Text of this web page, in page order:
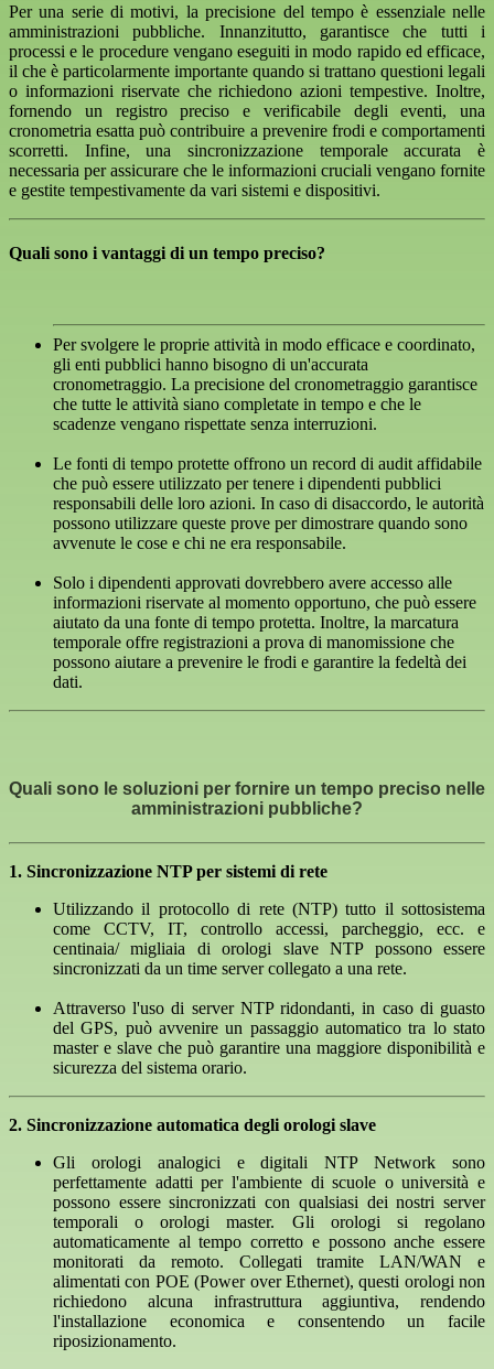
Per una serie di motivi, la precisione del tempo è essenziale nelle
amministrazioni pubbliche. Innanzitutto, garantisce che tutti i
processi e le procedure vengano eseguiti in modo rapido ed efficace,
il che è particolarmente importante quando si trattano questioni legali
o informazioni riservate che richiedono azioni tempestive. Inoltre,
fornendo un registro preciso e verificabile degli eventi, una
cronometria esatta può contribuire a prevenire frodi e comportamenti
scorretti. Infine, una sincronizzazione temporale accurata è
necessaria per assicurare che le informazioni cruciali vengano fornite
e gestite tempestivamente da vari sistemi e dispositivi.
Quali sono i vantaggi di un tempo preciso?
Per svolgere le proprie attività in modo efficace e coordinato,
gli enti pubblici hanno bisogno di un'accurata
cronometraggio. La precisione del cronometraggio garantisce
che tutte le attività siano completate in tempo e che le
scadenze vengano rispettate senza interruzioni.
Le fonti di tempo protette offrono un record di audit affidabile
che può essere utilizzato per tenere i dipendenti pubblici
responsabili delle loro azioni. In caso di disaccordo, le autorità
possono utilizzare queste prove per dimostrare quando sono
avvenute le cose e chi ne era responsabile.
Solo i dipendenti approvati dovrebbero avere accesso alle
informazioni riservate al momento opportuno, che può essere
aiutato da una fonte di tempo protetta. Inoltre, la marcatura
temporale offre registrazioni a prova di manomissione che
possono aiutare a prevenire le frodi e garantire la fedeltà dei
dati.
Quali sono le soluzioni per fornire un tempo preciso nelle
amministrazioni pubbliche?
1. Sincronizzazione NTP per sistemi di rete
Utilizzando il protocollo di rete (NTP) tutto il sottosistema
come CCTV, IT, controllo accessi, parcheggio, ecc. e
centinaia/ migliaia di orologi slave NTP possono essere
sincronizzati da un time server collegato a una rete.
Attraverso l'uso di server NTP ridondanti, in caso di guasto
del GPS, può avvenire un passaggio automatico tra lo stato
master e slave che può garantire una maggiore disponibilità e
sicurezza del sistema orario.
2. Sincronizzazione automatica degli orologi slave
Gli orologi analogici e digitali NTP Network sono
perfettamente adatti per l'ambiente di scuole o università e
possono essere sincronizzati con qualsiasi dei nostri server
temporali o orologi master. Gli orologi si regolano
automaticamente al tempo corretto e possono anche essere
monitorati da remoto. Collegati tramite LAN/WAN e
alimentati con POE (Power over Ethernet), questi orologi non
richiedono alcuna infrastruttura aggiuntiva, rendendo
l'installazione economica e consentendo un facile
riposizionamento.